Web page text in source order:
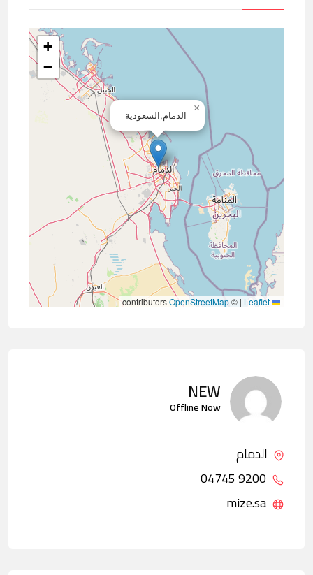
الدمام,السعودية
×
+
−
|
©
OpenStreetMap
NEW
Offline Now
الدمام